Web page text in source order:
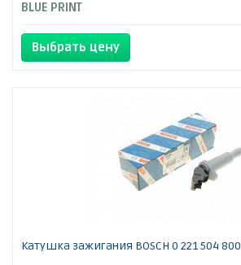
BLUE PRINT
Выбрать цену
Катушка зажигания BOSCH 0 221 504 800